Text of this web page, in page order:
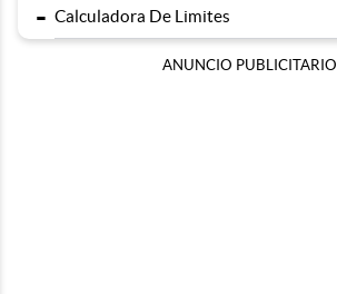
- Calculadora De Limites
ANUNCIO PUBLICITARIO